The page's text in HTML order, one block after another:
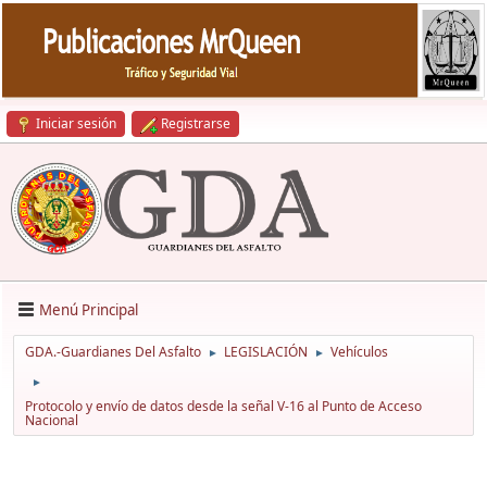
Iniciar sesión Registrarse
Menú Principal
GDA.-Guardianes Del Asfalto ► LEGISLACIÓN ► Vehículos
►
Protocolo y envío de datos desde la señal V-16 al Punto de Acceso
Nacional